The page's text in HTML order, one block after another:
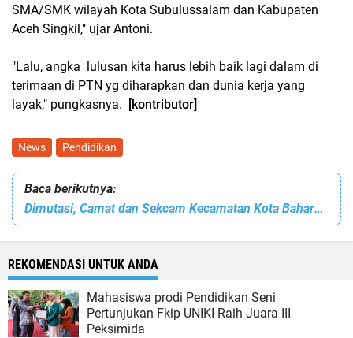
SMA/SMK wilayah Kota Subulussalam dan Kabupaten
Aceh Singkil," ujar Antoni.
"Lalu, angka lulusan kita harus lebih baik lagi dalam di
terimaan di PTN yg diharapkan dan dunia kerja yang
layak," pungkasnya.
[kontributor]
News Pendidikan
Baca berikutnya:
Dimutasi, Camat dan Sekcam Kecamatan Kota Baharu Gelar Acara Perpisahan
REKOMENDASI UNTUK ANDA
Mahasiswa prodi Pendidikan Seni
Pertunjukan Fkip UNIKI Raih Juara III
Peksimida